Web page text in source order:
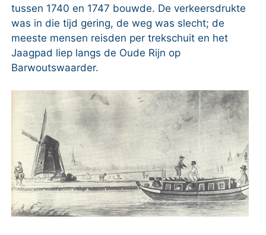
tussen 1740 en 1747 bouwde. De verkeersdrukte
was in die tijd gering, de weg was slecht; de
meeste mensen reisden per trekschuit en het
Jaagpad liep langs de Oude Rijn op
Barwoutswaarder.